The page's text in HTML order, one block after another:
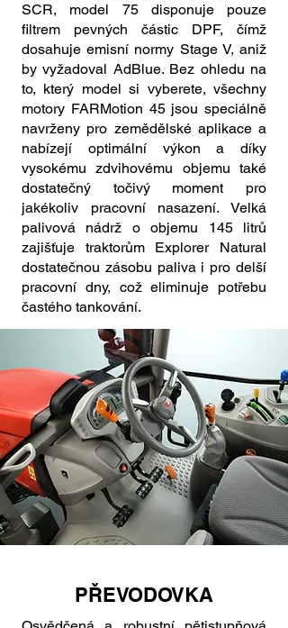
SCR, model 75 disponuje pouze
filtrem pevných částic DPF, čímž
dosahuje emisní normy Stage V, aniž
by vyžadoval AdBlue. Bez ohledu na
to, který model si vyberete, všechny
motory FARMotion 45 jsou speciálně
navrženy pro zemědělské aplikace a
nabízejí optimální výkon a díky
vysokému zdvihovému objemu také
dostatečný točivý moment pro
jakékoliv pracovní nasazení. Velká
palivová nádrž o objemu 145 litrů
zajišťuje traktorům Explorer Natural
dostatečnou zásobu paliva i pro delší
pracovní dny, což eliminuje potřebu
častého tankování.
PŘEVODOVKA